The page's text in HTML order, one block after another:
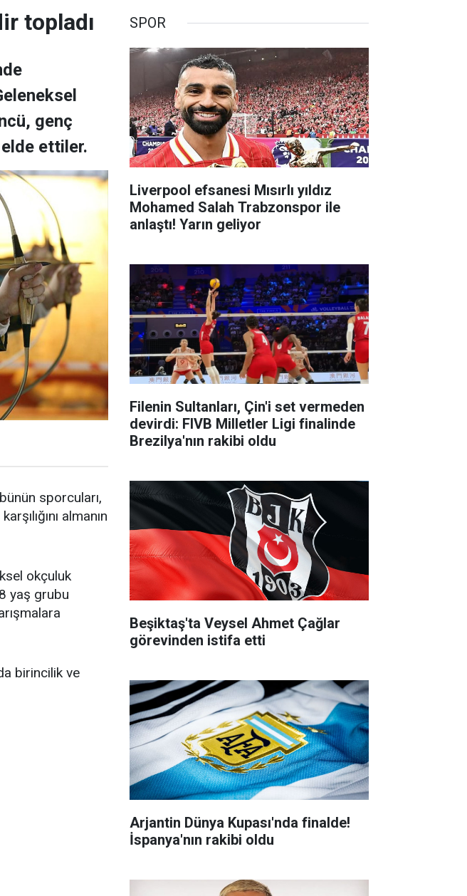
topladı
genç
ettiler.
sporcuları,
almanın
okçuluk
yaş grubu
birincilik ve
SPOR
Liverpool efsanesi Mısırlı yıldız
Mohamed Salah Trabzonspor ile
anlaştı! Yarın geliyor
Filenin Sultanları, Çin'i set vermeden
devirdi: FIVB Milletler Ligi finalinde
Brezilya'nın rakibi oldu
Beşiktaş'ta Veysel Ahmet Çağlar
görevinden istifa etti
Arjantin Dünya Kupası'nda finalde!
İspanya'nın rakibi oldu